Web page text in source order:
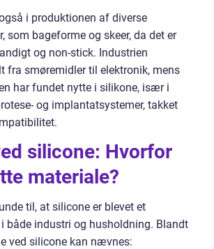
i produktionen af diverse
som bageforme og skeer, da det er
og non-stick. Industrien
fra smøremidler til elektronik, mens
har fundet nytte i silikone, især i
og implantatsystemer, takket
silicone: Hvorfor
materiale?
til, at silicone er blevet et
både industri og husholdning. Blandt
ved silicone kan nævnes: